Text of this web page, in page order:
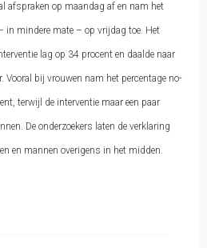
afspraken op maandag af en nam het
in mindere mate – op vrijdag toe. Het
lag op 34 procent en daalde naar
Vooral bij vrouwen nam het percentage no-
terwijl de interventie maar een paar
De onderzoekers laten de verklaring
en mannen overigens in het midden.